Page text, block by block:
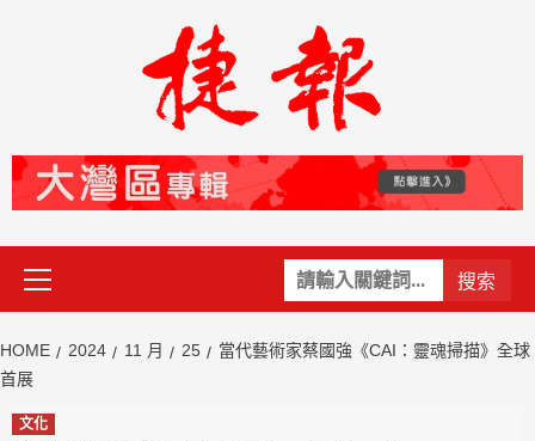
關
鍵
Primary
Menu
HOME 2024 11 月 25
當代藝術家蔡國強《CAI：靈魂掃描》全球
首展
文化